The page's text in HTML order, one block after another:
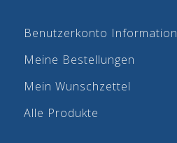
Benutzerkonto Information
Meine Bestellungen
Mein Wunschzettel
Alle Produkte